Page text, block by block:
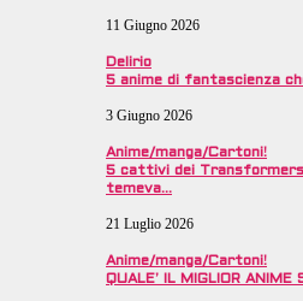
11 Giugno 2026
Delirio
5 anime di fantascienza
3 Giugno 2026
Anime/manga/Cartoni!
5 cattivi dei
temeva…
21 Luglio 2026
Anime/manga/Cartoni!
QUALE’ IL MIGLIOR